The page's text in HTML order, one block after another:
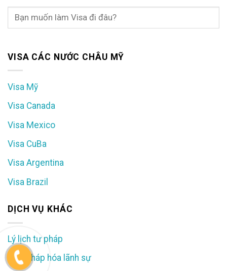
VISA CÁC NƯỚC CHÂU MỸ
Visa Mỹ
Visa Canada
Visa Mexico
Visa CuBa
Visa Argentina
Visa Brazil
DỊCH VỤ KHÁC
Lý lịch tư pháp
Hợp pháp hóa lãnh sự